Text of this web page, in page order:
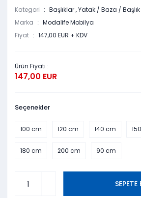
Kategori Başlıklar,Yatak / Baza / Başlık
Marka
Modalife Mobilya
Fiyat
147,00 EUR + KDV
Ürün Fiyatı :
147,00 EUR
Seçenekler
100 cm 120 cm 140 cm
180 cm 200 cm 90 cm
SEPETE